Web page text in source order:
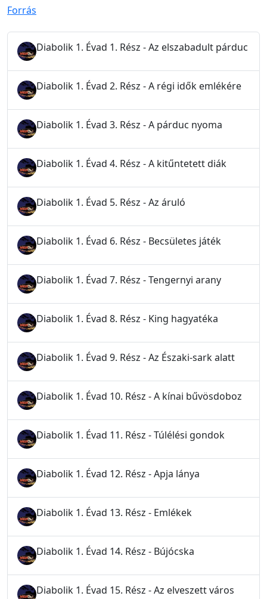
Forrás
Diabolik 1. Évad 1. Rész - Az elszabadult párduc
Diabolik 1. Évad 2. Rész - A régi idők emlékére
Diabolik 1. Évad 3. Rész - A párduc nyoma
Diabolik 1. Évad 4. Rész - A kitűntetett diák
Diabolik 1. Évad 5. Rész - Az áruló
Diabolik 1. Évad 6. Rész - Becsületes játék
Diabolik 1. Évad 7. Rész - Tengernyi arany
Diabolik 1. Évad 8. Rész - King hagyatéka
Diabolik 1. Évad 9. Rész - Az Északi-sark alatt
Diabolik 1. Évad 10. Rész - A kínai bűvösdoboz
Diabolik 1. Évad 11. Rész - Túlélési gondok
Diabolik 1. Évad 12. Rész - Apja lánya
Diabolik 1. Évad 13. Rész - Emlékek
Diabolik 1. Évad 14. Rész - Bújócska
Diabolik 1. Évad 15. Rész - Az elveszett város